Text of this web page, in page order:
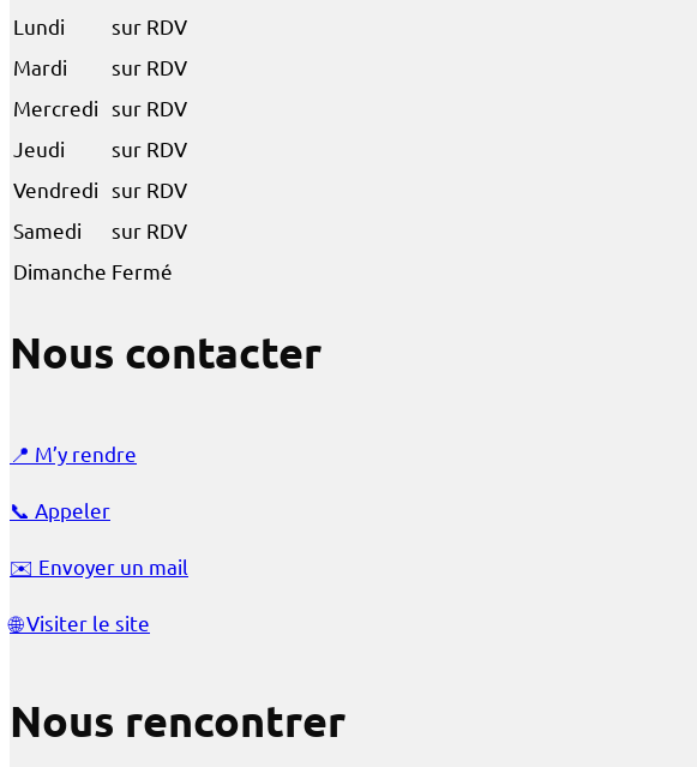
Lundi
sur RDV
Mardi
sur RDV
Mercredi sur RDV
Jeudi
sur RDV
Vendredi sur RDV
Samedi
sur RDV
Dimanche Fermé
Nous contacter
📍 M’y rendre
📞 Appeler
✉️ Envoyer un mail
🌐Visiter le site
Nous rencontrer